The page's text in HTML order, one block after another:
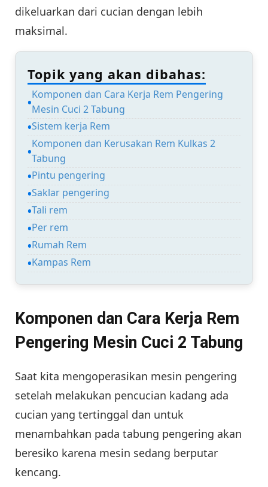
dikeluarkan dari cucian dengan lebih
maksimal.
Topik yang akan dibahas:
Komponen dan Cara Kerja Rem Pengering
Mesin Cuci 2 Tabung
Sistem kerja Rem
Komponen dan Kerusakan Rem Kulkas 2
Tabung
Pintu pengering
Saklar pengering
Tali rem
Per rem
Rumah Rem
Kampas Rem
Komponen dan Cara Kerja Rem
Pengering Mesin Cuci 2 Tabung
Saat kita mengoperasikan mesin pengering
setelah melakukan pencucian kadang ada
cucian yang tertinggal dan untuk
menambahkan pada tabung pengering akan
beresiko karena mesin sedang berputar
kencang.